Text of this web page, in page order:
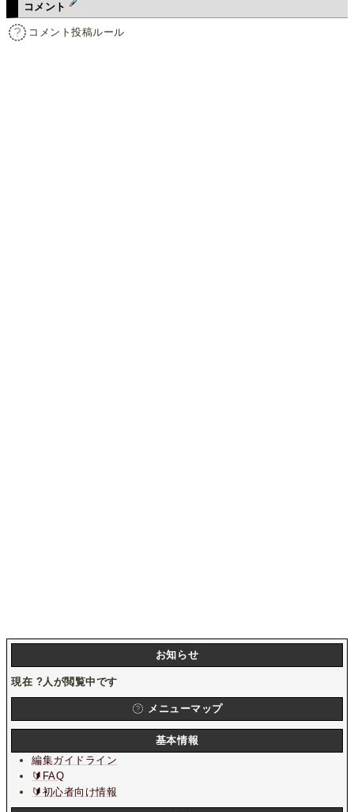
コメント
コメント投稿ルール
お知らせ
現在 ?人が閲覧中です
メニューマップ
基本情報
編集ガイドライン
🔰FAQ
🔰初心者向け情報